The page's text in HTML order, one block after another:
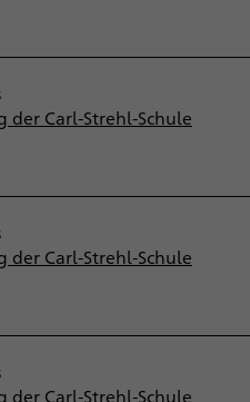
der Carl-Strehl-Schule
der Carl-Strehl-Schule
der Carl-Strehl-Schule